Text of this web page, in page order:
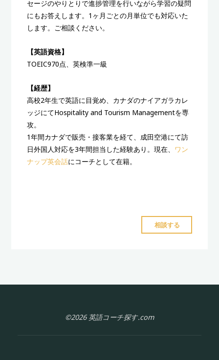
セージのやりとりで進捗管理を行いながら学習の疑問
にもお答えします。1ヶ月ごとの月単位でも対応いた
します。ご相談ください。
【英語資格】
TOEIC970点、英検準一級
【経歴】
高校2年生で英語に目覚め、カナダのナイアガラカレ
ッジにてHospitality and Tourism Managementを専
攻。
1年間カナダで販売・接客業を経て、成田空港にて訪
日外国人対応を3年間担当した経験あり。現在、
ワン
ナップ英会話にコーチとして在籍。
相談する
納
コ
©2026 英語コーチ探す.com